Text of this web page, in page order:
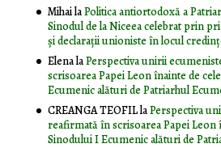
MihailaPolitica antiortodoxă a
Sinodul de la Niceea celebrat prin
și declarații unioniste în locul
ElenalaPerspectiva unirii
scrisoarea Papei Leon înainte de
Ecumenic alături de Patriarhul
CREANGA TEOFILlaPerspectiva
reafirmată în scrisoarea Papei Leon
Sinodului I Ecumenic alături de